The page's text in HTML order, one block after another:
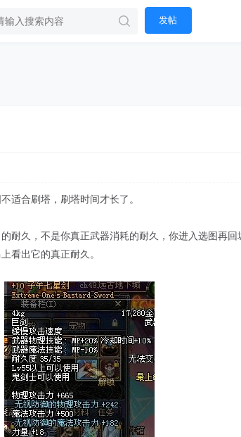
发帖
适合刷塔，刷塔时间才长了。
耐久，不是你真正武器消耗的耐久，你进入选图再
看出它的真正耐久。